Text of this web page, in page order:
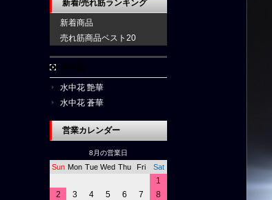
新着/売れ筋ランキング
新着商品
売れ筋商品ベスト20
水中花 艶華
水中花 蒼華
営業カレンダー
8月の営業日
Sun Mon Tue Wed Thu Fri Sat
1
2
3 4 5 6 7
8